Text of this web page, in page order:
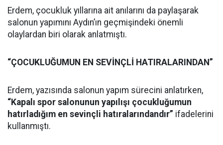
Erdem, çocukluk yıllarına ait anılarını da paylaşarak
salonun yapımını Aydın’ın geçmişindeki önemli
olaylardan biri olarak anlatmıştı.
“ÇOCUKLUĞUMUN EN SEVİNÇLİ HATIRALARINDAN”
Erdem, yazısında salonun yapım sürecini anlatırken,
“Kapalı spor salonunun yapılışı çocukluğumun
hatırladığım en sevinçli hatıralarındandır” ifadelerini
kullanmıştı.